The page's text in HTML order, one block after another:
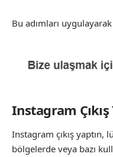
Bu adımları
Instagram
Instagram çıkış yaptın,
bölgelerde veya bazı